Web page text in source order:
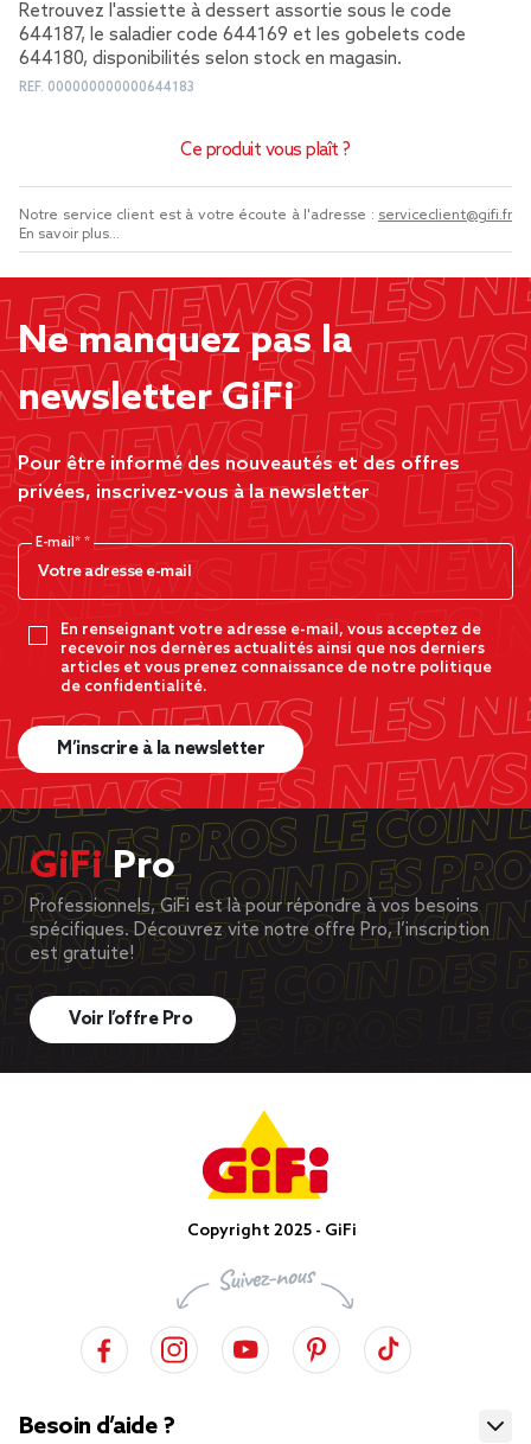
Retrouvez l'assiette à dessert assortie sous le code
644187, le saladier code 644169 et les gobelets code
644180, disponibilités selon stock en magasin.
REF. 000000000000644183
Ce produit vous plaît ?
Notre service client est à votre écoute à l'adresse : serviceclient@gifi.fr
En savoir plus...
Ne manquez pas la
newsletter GiFi
Pour être informé des nouveautés et des offres
privées, inscrivez-vous à la newsletter
E-mail*
En renseignant votre adresse e-mail, vous acceptez de
recevoir nos dernères actualités ainsi que nos derniers
articles et vous prenez connaissance de notre politique
de confidentialité.
M’inscrire à la newsletter
GiFiPro
Professionnels, GiFi est là pour répondre à vos besoins
spécifiques. Découvrez vite notre offre Pro, l’inscription
est gratuite!
Voir l’offre Pro
Copyright 2025 - GiFi
Besoin d’aide ?